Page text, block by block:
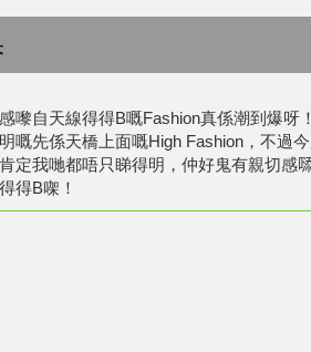
嚟自天線得得B嘅Fashion真係潮到爆呀！
嘅先係天橋上面嘅High Fashion，不過
定我哋都唔只睇得明，仲好鬼有親切感
得B㗎！